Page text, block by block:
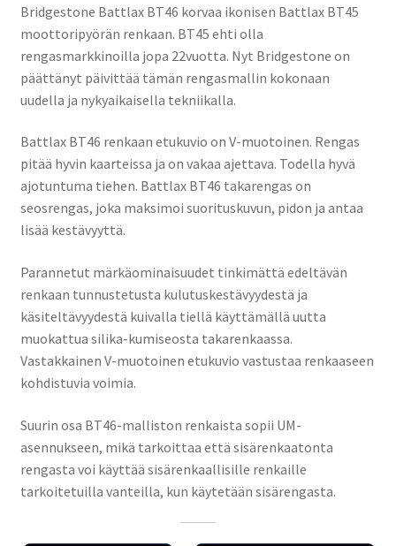
Bridgestone Battlax BT46 korvaa ikonisen Battlax BT45
moottoripyörän renkaan. BT45 ehti olla
rengasmarkkinoilla jopa 22vuotta. Nyt Bridgestone on
päättänyt päivittää tämän rengasmallin kokonaan
uudella ja nykyaikaisella tekniikalla.
Battlax BT46 renkaan etukuvio on V-muotoinen. Rengas
pitää hyvin kaarteissa ja on vakaa ajettava. Todella hyvä
ajotuntuma tiehen. Battlax BT46 takarengas on
seosrengas, joka maksimoi suorituskuvun, pidon ja antaa
lisää kestävyyttä.
Parannetut märkäominaisuudet tinkimättä edeltävän
renkaan tunnustetusta kulutuskestävyydestä ja
käsiteltävyydestä kuivalla tiellä käyttämällä uutta
muokattua silika-kumiseosta takarenkaassa.
Vastakkainen V-muotoinen etukuvio vastustaa renkaaseen
kohdistuvia voimia.
Suurin osa BT46-malliston renkaista sopii UM-
asennukseen, mikä tarkoittaa että sisärenkaatonta
rengasta voi käyttää sisärenkaallisille renkaille
tarkoitetuilla vanteilla, kun käytetään sisärengasta.